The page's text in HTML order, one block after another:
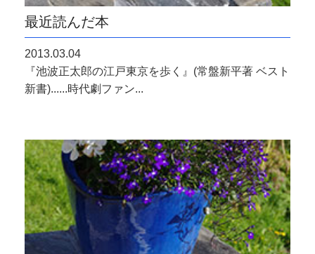
最近読んだ本
2013.03.04
『池波正太郎の江戸東京を歩く』(常盤新平著 ベスト
新書)......時代劇ファン...